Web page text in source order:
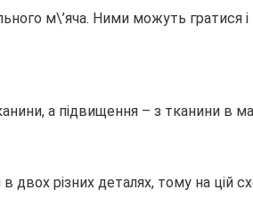
м\’яча. Ними можуть гратися
а підвищення – з тканини в
різних деталях, тому на цій